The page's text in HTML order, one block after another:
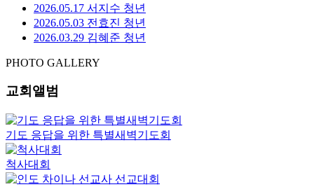
2026.05.17 서지수 청년
2026.05.03 전효진 청년
2026.03.29 김혜준 청년
PHOTO GALLERY
교회앨범
기도 응답을 위한 특별새벽기도회
척사대회